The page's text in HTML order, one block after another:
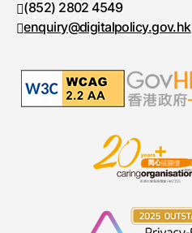
传真号码
(852) 2802 4549
enquiry@digitalpolicy.gov.hk